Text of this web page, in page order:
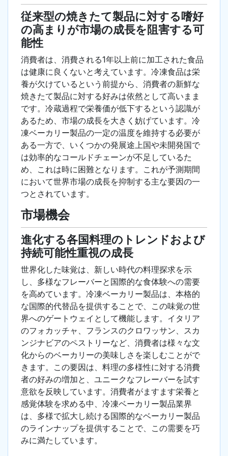
従来型の焼きたて製品に対する嗜好
の高まりが市場の成長を阻害する可
能性
消費者は、消費される1年以上前に加工された食品
は健康に良くないと考えています。冷凍食品は栄
養が欠けているという前提から、消費者の新鮮な
焼きたて製品に対する好みは依然として高いまま
です。冷蔵過程で栄養価が低下するという認識が
あるため、市場の成長を大きく妨げています。冷
凍ベーカリー製品の一定の温度を維持する必要が
ある一方で、いくつかの発展途上国や未開発国で
は効率的なコールドチェーンが不足しているた
め、これは時に困難となります。これが予測期間
において世界市場の成長を抑制する主な要因の一
つとされています。
市場機会
進化する各国料理のトレンドおよび
持続可能性重視の成長
世界化した味覚は、新しい時代の料理探求を示
し、多様なフレーバーと国際的な食体験への需要
を高めています。冷凍ベーカリー製品は、本格的
な国際的代替品を提供することで、この味覚の世
界へのゲートウェイとして機能します。イタリア
のフォカッチャ、フランスのクロワッサン、スカ
ンジナビアのペストリーなど、消費者は様々な文
化からのベーカリーの美味しさを楽しむことがで
きます。この要因は、料理の多様性に対する消費
者の好みの増加と、ユニークなフレーバーを試す
意欲を反映しています。消費者がますます栄養と
感覚体験を求める中、冷凍ベーカリー製品業界
は、多様で拡大し続ける国際的なベーカリー製品
のラインナップを提供することで、この需要を巧
みに満たしています。